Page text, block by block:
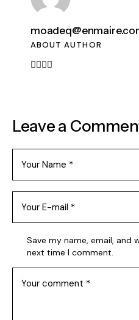
ABOUT AUTHOR
Leave a
Save my name, email, and
next time I comment.